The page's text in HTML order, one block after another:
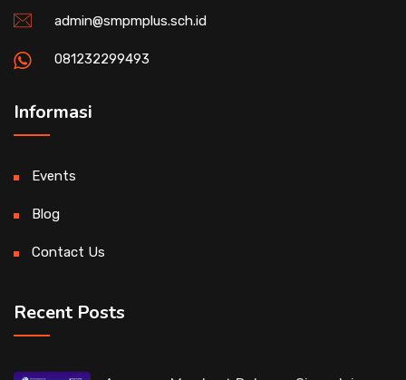
admin@smpmplus.sch.id
081232299493
Informasi
Events
Blog
Contact Us
Recent Posts